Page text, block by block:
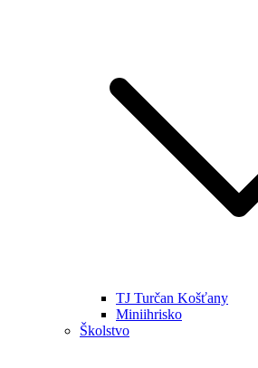
TJ Turčan Košťany
Miniihrisko
Školstvo